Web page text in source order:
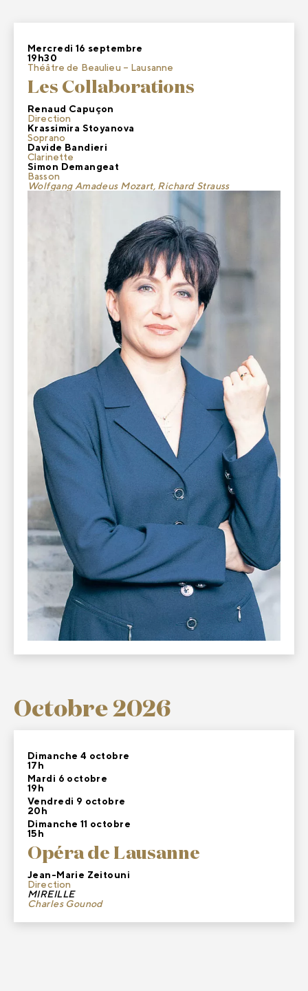
Mercredi 16 septembre
19h30
Théâtre de Beaulieu – Lausanne
Les Collaborations
Renaud Capuçon
Direction
Krassimira Stoyanova
Soprano
Davide Bandieri
Clarinette
Simon Demangeat
Basson
Wolfgang Amadeus Mozart, Richard Strauss
Octobre 2026
Dimanche 4 octobre
17h
Mardi 6 octobre
19h
Vendredi 9 octobre
20h
Dimanche 11 octobre
15h
Opéra de Lausanne
Jean-Marie Zeitouni
Direction
MIREILLE
Charles Gounod